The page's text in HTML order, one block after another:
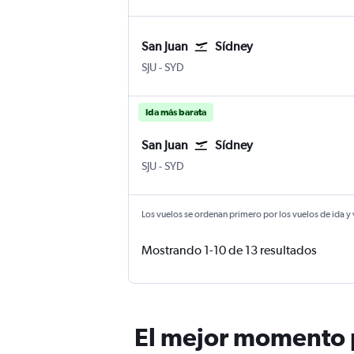
San Juan Sídney
SJUSan Juan Internacional Luis Muñoz Marín
-SYD
Ida más barata
San Juan Sídney
SJUSan Juan Internacional Luis Muñoz Marín
-SYD
Los vuelos se ordenan primero por los vuelos de ida
Mostrando 1-10 de 13 resultados
El mejor momento